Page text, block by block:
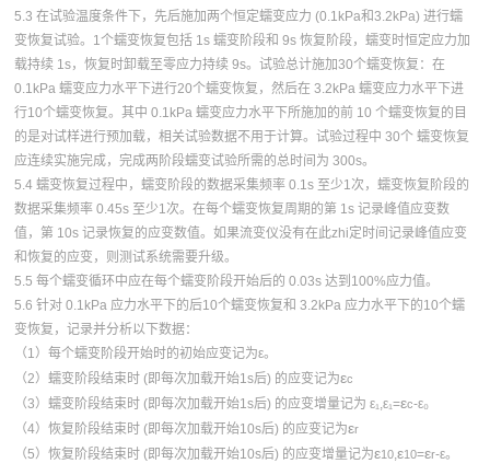
5.3 在试验温度条件下，先后施加两个恒定蠕变应力 (0.1kPa和3.2kPa) 进行蠕
变恢复试验。1个蠕变恢复包括 1s 蠕变阶段和 9s 恢复阶段，蠕变时恒定应力加
载持续 1s，恢复时卸载至零应力持续 9s。试验总计施加30个蠕变恢复：在
0.1kPa 蠕变应力水平下进行20个蠕变恢复，然后在 3.2kPa 蠕变应力水平下进
行10个蠕变恢复。其中 0.1kPa 蠕变应力水平下所施加的前 10 个蠕变恢复的目
的是对试样进行预加载，相关试验数据不用于计算。试验过程中 30个 蠕变恢复
应连续实施完成，完成两阶段蠕变试验所需的总时间为 300s。
5.4 蠕变恢复过程中，蠕变阶段的数据采集频率 0.1s 至少1次，蠕变恢复阶段的
数据采集频率 0.45s 至少1次。在每个蠕变恢复周期的第 1s 记录峰值应变数
值，第 10s 记录恢复的应变数值。如果流变仪没有在此zhi定时间记录峰值应变
和恢复的应变，则测试系统需要升级。
5.5 每个蠕变循环中应在每个蠕变阶段开始后的 0.03s 达到100%应力值。
5.6 针对 0.1kPa 应力水平下的后10个蠕变恢复和 3.2kPa 应力水平下的10个蠕
变恢复，记录并分析以下数据：
（1）每个蠕变阶段开始时的初始应变记为ε。
（2）蠕变阶段结束时 (即每次加载开始1s后) 的应变记为εc
（3）蠕变阶段结束时 (即每次加载开始1s后) 的应变增量记为 ε₁,ε₁=εc-ε₀
（4）恢复阶段结束时 (即每次加载开始10s后) 的应变记为εr
（5）恢复阶段结束时 (即每次加载开始10s后) 的应变增量记为ε10,ε10=εr-ε。